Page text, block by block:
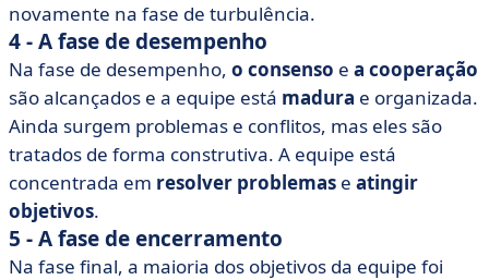
novamente na fase de turbulência.
4 - A fase de desempenho
Na fase de desempenho, o consenso e a cooperação
são alcançados e a equipe está madura e organizada.
Ainda surgem problemas e conflitos, mas eles são
tratados de forma construtiva. A equipe está
concentrada em resolver problemas e atingir
objetivos.
5 - A fase de encerramento
Na fase final, a maioria dos objetivos da equipe foi